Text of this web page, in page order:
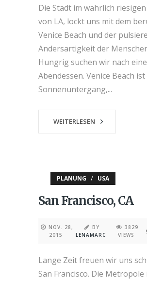
Die Stadt im wahrlich
von LA, lockt uns mit dem
Venice Beach und der
Andersartigkeit der
Hungrig suchen wir nach
Abendessen. Venice Beach ist
Sonnenuntergang,...
WEITERLESEN
PLANUNG / USA
San Francisco, CA
NOV. 28,
2015
BY
LENAMARC
3829
VIEWS
Lange Zeit freuen wir uns
San Francisco. Die Metropole